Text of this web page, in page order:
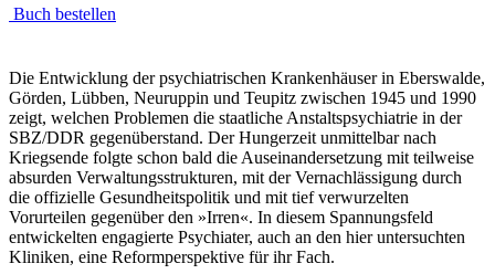
Buch bestellen
Die Entwicklung der psychiatrischen Krankenhäuser in Eberswalde,
Görden, Lübben, Neuruppin und Teupitz zwischen 1945 und 1990
zeigt, welchen Problemen die staatliche Anstaltspsychiatrie in der
SBZ/DDR gegenüberstand. Der Hungerzeit unmittelbar nach
Kriegsende folgte schon bald die Auseinandersetzung mit teilweise
absurden Verwaltungsstrukturen, mit der Vernachlässigung durch
die offizielle Gesundheitspolitik und mit tief verwurzelten
Vorurteilen gegenüber den »Irren«. In diesem Spannungsfeld
entwickelten engagierte Psychiater, auch an den hier untersuchten
Kliniken, eine Reformperspektive für ihr Fach.